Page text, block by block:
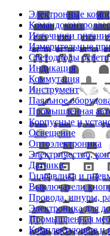
Электронные
Источники
Измерительные
Светодиоды
Индикация
Коммутация
Инструмент
Паяльное
Промышленная
Корпусные и
Освещение
Оптоэлектроника
Электричество,
Датчики
Гидравлика и
Выключатели
Провода, шнуры,
Электроника для
Промышленная
Комплектующие и